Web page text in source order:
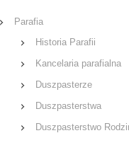
Parafia
Historia Parafii
Kancelaria parafialna
Duszpasterze
Duszpasterstwa
Duszpasterstwo